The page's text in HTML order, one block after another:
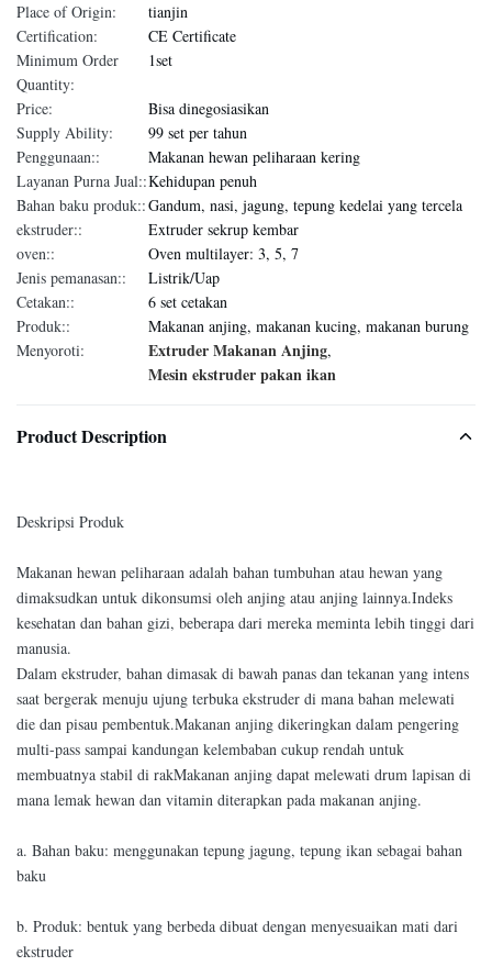
Place of Origin:
tianjin
Certification:
CE Certificate
Minimum Order
Quantity:
1set
Price:
Bisa dinegosiasikan
Supply Ability:
99 set per tahun
Penggunaan::
Makanan hewan peliharaan kering
Layanan Purna Jual::Kehidupan penuh
Bahan baku produk::Gandum, nasi, jagung, tepung kedelai yang tercela
ekstruder::
Extruder sekrup kembar
oven::
Oven multilayer: 3, 5, 7
Jenis pemanasan::
Listrik/Uap
Cetakan::
6 set cetakan
Produk::
Makanan anjing, makanan kucing, makanan burung
Menyoroti:
Extruder Makanan Anjing,
Mesin ekstruder pakan ikan
Product Description
Deskripsi Produk
Makanan hewan peliharaan adalah bahan tumbuhan atau hewan yang
dimaksudkan untuk dikonsumsi oleh anjing atau anjing lainnya.Indeks
kesehatan dan bahan gizi, beberapa dari mereka meminta lebih tinggi dari
manusia.
Dalam ekstruder, bahan dimasak di bawah panas dan tekanan yang intens
saat bergerak menuju ujung terbuka ekstruder di mana bahan melewati
die dan pisau pembentuk.Makanan anjing dikeringkan dalam pengering
multi-pass sampai kandungan kelembaban cukup rendah untuk
membuatnya stabil di rakMakanan anjing dapat melewati drum lapisan di
mana lemak hewan dan vitamin diterapkan pada makanan anjing.
a. Bahan baku: menggunakan tepung jagung, tepung ikan sebagai bahan
baku
b. Produk: bentuk yang berbeda dibuat dengan menyesuaikan mati dari
ekstruder